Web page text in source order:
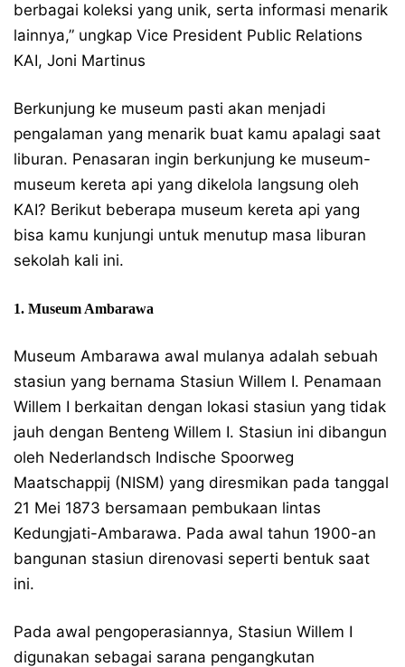
berbagai koleksi yang unik, serta informasi menarik
lainnya,” ungkap Vice President Public Relations
KAI, Joni Martinus
Berkunjung ke museum pasti akan menjadi
pengalaman yang menarik buat kamu apalagi saat
liburan. Penasaran ingin berkunjung ke museum-
museum kereta api yang dikelola langsung oleh
KAI? Berikut beberapa museum kereta api yang
bisa kamu kunjungi untuk menutup masa liburan
sekolah kali ini.
1. Museum Ambarawa
Museum Ambarawa awal mulanya adalah sebuah
stasiun yang bernama Stasiun Willem I. Penamaan
Willem I berkaitan dengan lokasi stasiun yang tidak
jauh dengan Benteng Willem I. Stasiun ini dibangun
oleh Nederlandsch Indische Spoorweg
Maatschappij (NISM) yang diresmikan pada tanggal
21 Mei 1873 bersamaan pembukaan lintas
Kedungjati-Ambarawa. Pada awal tahun 1900-an
bangunan stasiun direnovasi seperti bentuk saat
ini.
Pada awal pengoperasiannya, Stasiun Willem I
digunakan sebagai sarana pengangkutan